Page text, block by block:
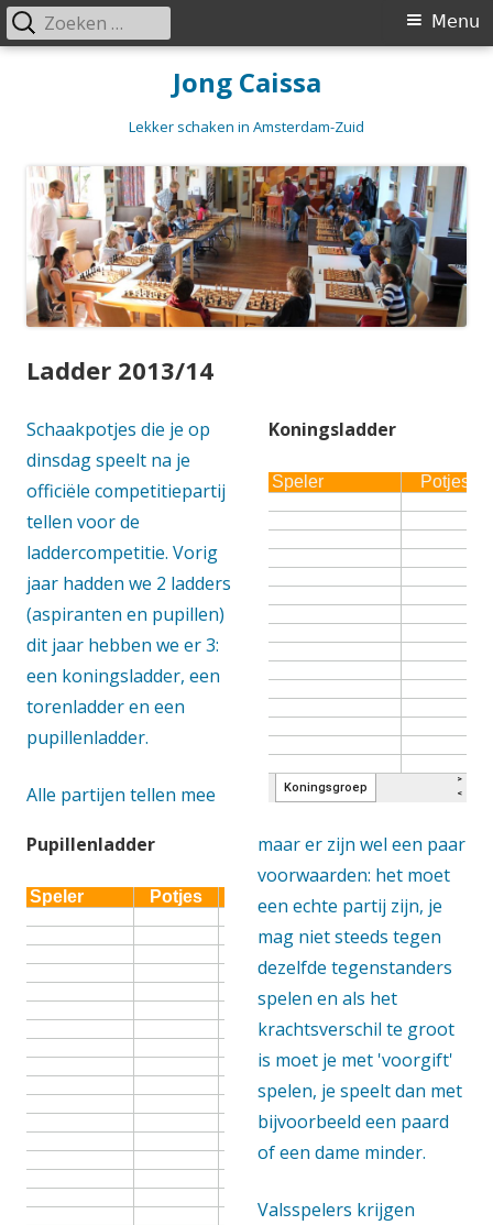
Jong Caissa
Lekker schaken in Amsterdam-Zuid
Primair
Menu
Zoeken
naar:
Ladder 2013/14
Koningsladder
Schaakpotjes die je op
dinsdag speelt na je
officiële competitiepartij
tellen voor de
laddercompetitie. Vorig
jaar hadden we 2 ladders
(aspiranten en pupillen)
dit jaar hebben we er 3:
een koningsladder, een
torenladder en een
pupillenladder.
Pupillenladder
Alle partijen tellen mee
maar er zijn wel een paar
voorwaarden: het moet
een echte partij zijn, je
mag niet steeds tegen
dezelfde tegenstanders
spelen en als het
krachtsverschil te groot
is moet je met 'voorgift'
spelen, je speelt dan met
bijvoorbeeld een paard
of een dame minder.
Valsspelers krijgen